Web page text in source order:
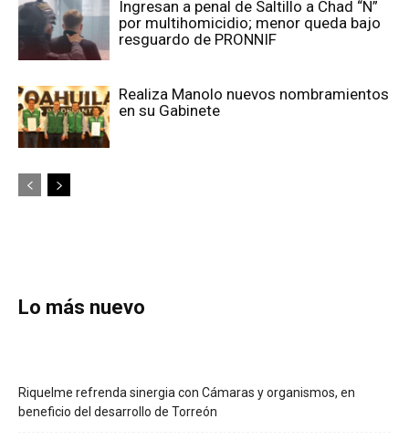
Ingresan a penal de Saltillo a Chad “N”
por multihomicidio; menor queda bajo
resguardo de PRONNIF
Realiza Manolo nuevos nombramientos
en su Gabinete
Lo más nuevo
Riquelme refrenda sinergia con Cámaras y organismos, en
beneficio del desarrollo de Torreón